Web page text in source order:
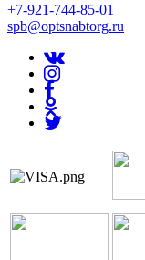
+7-921-744-85-01
spb@optsnabtorg.ru